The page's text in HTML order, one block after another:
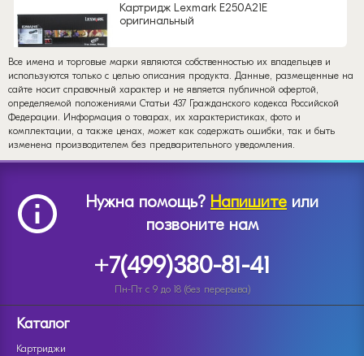
Картридж Lexmark E250A21E
оригинальный
Все имена и торговые марки являются собственностью их владельцев и
используются только с целью описания продукта. Данные, размещенные на
сайте носит справочный характер и не является публичной офертой,
определяемой положениями Статьи 437 Гражданского кодекса Российской
Федерации. Информация о товарах, их характеристиках, фото и
комплектации, а также ценах, может как содержать ошибки, так и быть
изменена производителем без предварительного уведомления.
Нужна помощь? Напишите или
позвоните нам
+7(499)380-81-41
Пн-Пт с 9 до 18 (без перерыва)
Каталог
Картриджи